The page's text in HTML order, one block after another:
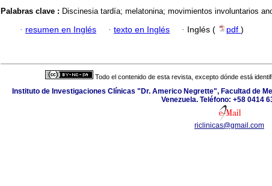
Palabras clave : Discinesia tardía; melatonina; movimientos involuntarios
· resumen en Inglés · texto en Inglés · Inglés ( pdf )
Todo el contenido de esta revista, excepto dónde está
Instituto de Investigaciones Clínicas "Dr. Americo Negrette", Facultad de
Venezuela. Teléfono: +58 0414
riclinicas@gmail.com